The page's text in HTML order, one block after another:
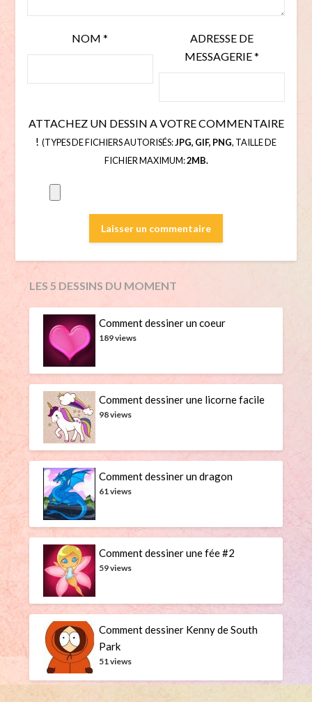
NOM*
ADRESSE DE
MESSAGERIE*
ATTACHEZ UN DESSIN A VOTRE COMMENTAIRE
! (TYPES DE FICHIERS AUTORISÉS:JPG, GIF, PNG, TAILLE DE
FICHIER MAXIMUM:2MB.
LES 5 DESSINS DU MOMENT
Comment dessiner un coeur
189 views
Comment dessiner une licorne facile
98 views
Comment dessiner un dragon
61 views
Comment dessiner une fée #2
59 views
Comment dessiner Kenny de South
Park
51 views